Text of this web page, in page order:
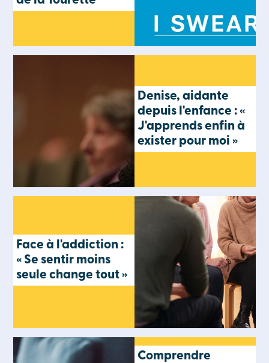
Denise, aidante
depuis l'enfance : «
J'apprends enfin à
exister pour moi »
Face à l'addiction :
« Se sentir moins
seule change tout »
Comprendre